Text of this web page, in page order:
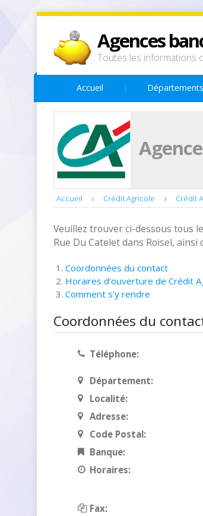
Agences
Toutes les informations
Accueil Départements
Accueil Crédit Agricole Crédit
Veuillez trouver ci-dessous tous
Rue Du Catelet dans Roisel,
Coordonnées du contact
Horaires d'ouverture de Crédit
Comment s'y rendre
Coordonnées du
Téléphone:
Département:
Localité:
Adresse:
Code Postal:
Banque:
Horaires:
Fax: